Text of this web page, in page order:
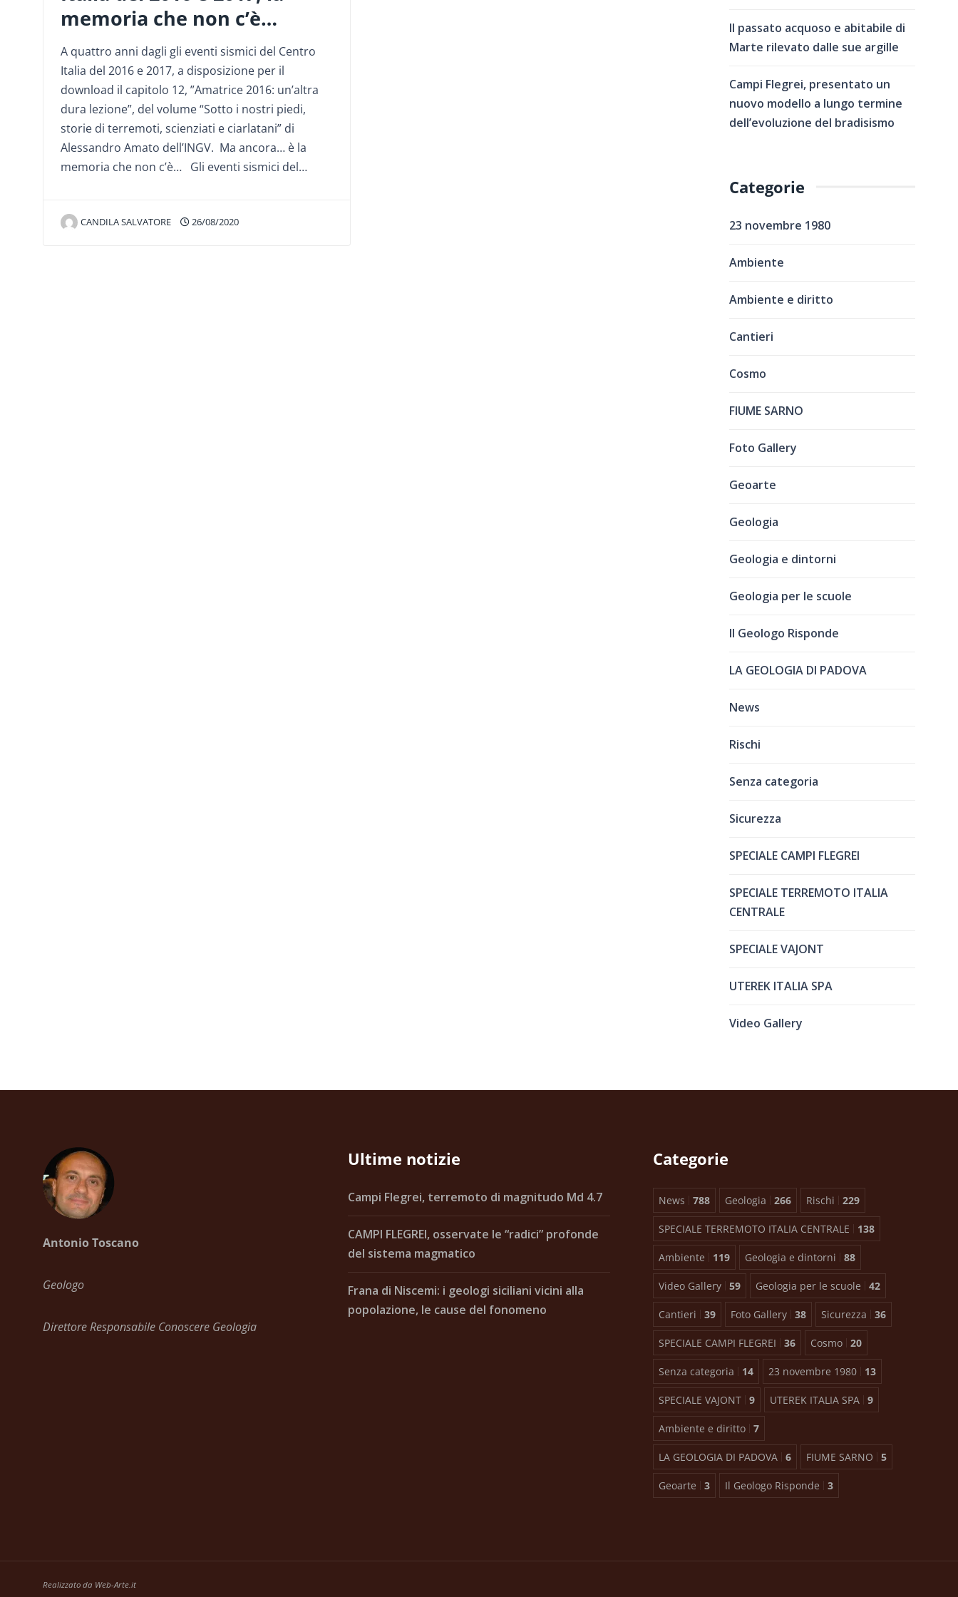
memoria che non c’è…
A quattro anni dagli gli eventi sismici del Centro
Italia del 2016 e 2017, a disposizione per il
download il capitolo 12, ”Amatrice 2016: un’altra
dura lezione”, del volume “Sotto i nostri piedi,
storie di terremoti, scienziati e ciarlatani” di
Alessandro Amato dell’INGV. Ma ancora… è la
memoria che non c’è… Gli eventi sismici del…
CANDILA SALVATORE 26/08/2020
Il passato acquoso e abitabile di
Marte rilevato dalle sue argille
Campi Flegrei, presentato un
nuovo modello a lungo termine
dell’evoluzione del bradisismo
Categorie
23 novembre 1980
Ambiente
Ambiente e diritto
Cantieri
Cosmo
FIUME SARNO
Foto Gallery
Geoarte
Geologia
Geologia e dintorni
Geologia per le scuole
Il Geologo Risponde
LA GEOLOGIA DI PADOVA
News
Rischi
Senza categoria
Sicurezza
SPECIALE CAMPI FLEGREI
SPECIALE TERREMOTO ITALIA
CENTRALE
SPECIALE VAJONT
UTEREK ITALIA SPA
Video Gallery
Antonio Toscano
Geologo
Direttore Responsabile Conoscere Geologia
Ultime notizie
Campi Flegrei, terremoto di magnitudo Md 4.7
CAMPI FLEGREI, osservate le “radici” profonde
del sistema magmatico
Frana di Niscemi: i geologi siciliani vicini alla
popolazione, le cause del fonomeno
Categorie
News 788 Geologia 266 Rischi 229
SPECIALE TERREMOTO ITALIA CENTRALE 138
Ambiente 119 Geologia e dintorni 88
Video Gallery 59 Geologia per le scuole 42
Cantieri 39 Foto Gallery 38 Sicurezza 36
SPECIALE CAMPI FLEGREI 36 Cosmo 20
Senza categoria 14 23 novembre 1980 13
SPECIALE VAJONT 9 UTEREK ITALIA SPA 9
Ambiente e diritto 7
LA GEOLOGIA DI PADOVA 6 FIUME SARNO 5
Geoarte 3 Il Geologo Risponde 3
Realizzato da Web-Arte.it